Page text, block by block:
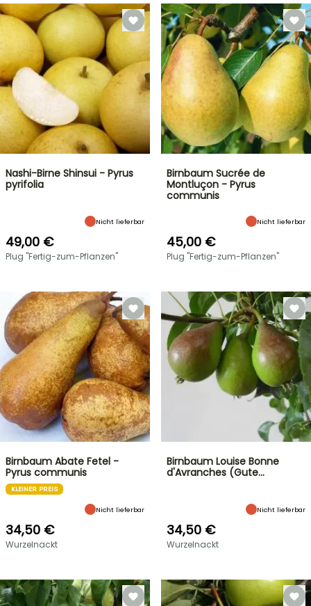
Nashi-Birne Shinsui - Pyrus
pyrifolia
Nicht lieferbar
49,00 €
Plug "Fertig-zum-Pflanzen"
Birnbaum Sucrée de
Montluçon - Pyrus
communis
Nicht lieferbar
45,00 €
Plug "Fertig-zum-Pflanzen"
Birnbaum Abate Fetel -
Pyrus communis
KLEINER PREIS
Nicht lieferbar
34,50 €
Wurzelnackt
Birnbaum Louise Bonne
d'Avranches (Gute…
Nicht lieferbar
34,50 €
Wurzelnackt